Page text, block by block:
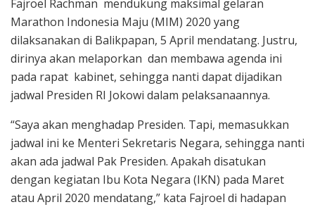
Fajroel Rachman mendukung maksimal gelaran
Marathon Indonesia Maju (MIM) 2020 yang
dilaksanakan di Balikpapan, 5 April mendatang. Justru,
dirinya akan melaporkan dan membawa agenda ini
pada rapat kabinet, sehingga nanti dapat dijadikan
jadwal Presiden RI Jokowi dalam pelaksanaannya.
“Saya akan menghadap Presiden. Tapi, memasukkan
jadwal ini ke Menteri Sekretaris Negara, sehingga nanti
akan ada jadwal Pak Presiden. Apakah disatukan
dengan kegiatan Ibu Kota Negara (IKN) pada Maret
atau April 2020 mendatang,” kata Fajroel di hadapan